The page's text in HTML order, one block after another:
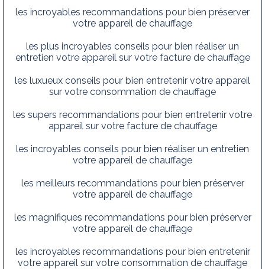
les incroyables recommandations pour bien préserver
votre appareil de chauffage
les plus incroyables conseils pour bien réaliser un
entretien votre appareil sur votre facture de chauffage
les luxueux conseils pour bien entretenir votre appareil
sur votre consommation de chauffage
les supers recommandations pour bien entretenir votre
appareil sur votre facture de chauffage
les incroyables conseils pour bien réaliser un entretien
votre appareil de chauffage
les meilleurs recommandations pour bien préserver
votre appareil de chauffage
les magnifiques recommandations pour bien préserver
votre appareil de chauffage
les incroyables recommandations pour bien entretenir
votre appareil sur votre consommation de chauffage